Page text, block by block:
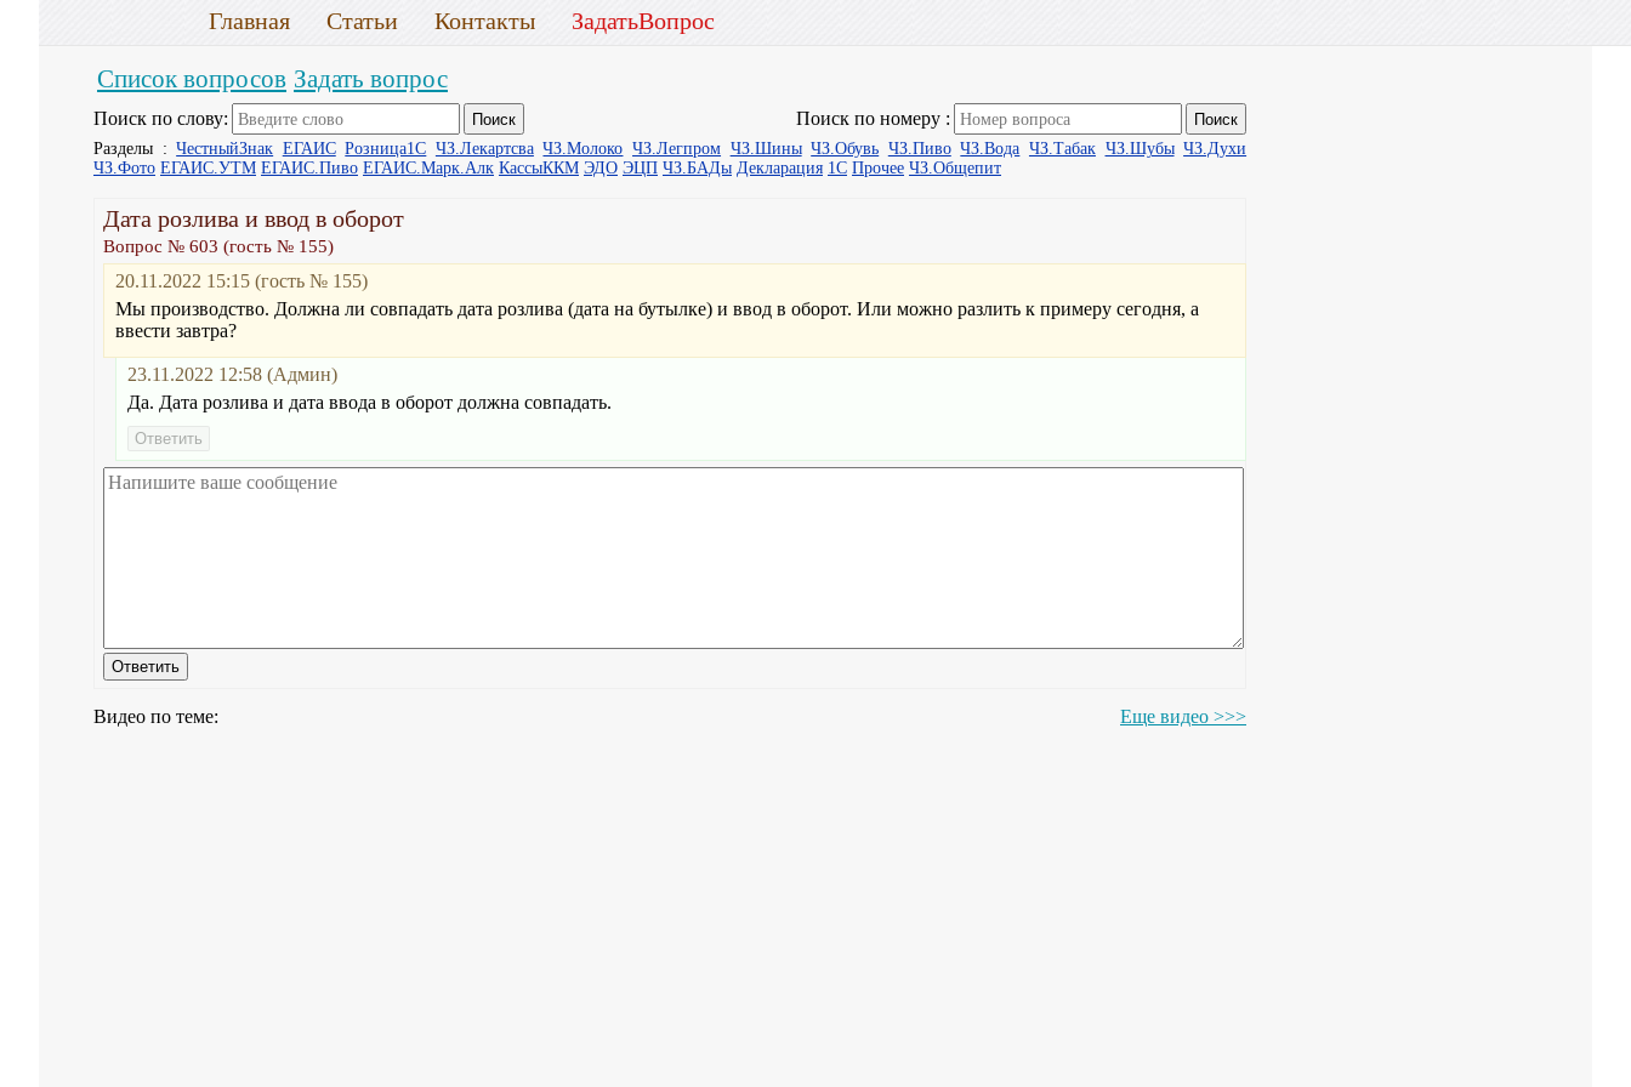
Главная Статьи Контакты ЗадатьВопрос
Список вопросов Задать вопрос
Поиск по слову: Поиск по номеру :
Разделы :ЧестныйЗнак ЕГАИС Розница1С ЧЗ.Лекартсва ЧЗ.Молоко ЧЗ.Легпром ЧЗ.Шины ЧЗ.Обувь ЧЗ.Пиво ЧЗ.Вода ЧЗ.Табак ЧЗ.Шубы ЧЗ.Духи
ЧЗ.Фото ЕГАИС.УТМ ЕГАИС.Пиво ЕГАИС.Марк.Алк КассыККМ ЭДО ЭЦП ЧЗ.БАДы Декларация 1С Прочее ЧЗ.Общепит
Дата розлива и ввод в оборот
Вопрос № 603 (гость № 155)
20.11.2022 15:15 (гость № 155)
Мы производство. Должна ли совпадать дата розлива (дата на бутылке) и ввод в оборот. Или можно разлить к примеру сегодня, а
ввести завтра?
23.11.2022 12:58 (Админ)
Да. Дата розлива и дата ввода в оборот должна совпадать.
Видео по теме: Еще видео >>>